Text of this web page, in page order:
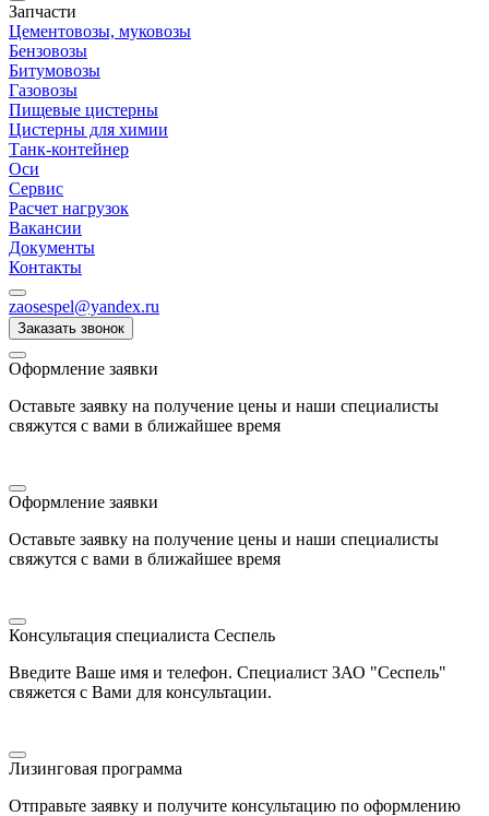
Запчасти
Цементовозы, муковозы
Бензовозы
Битумовозы
Газовозы
Пищевые цистерны
Цистерны для химии
Танк-контейнер
Оси
Сервис
Расчет нагрузок
Вакансии
Документы
Контакты
zaosespel@yandex.ru
Заказать звонок
Оформление заявки
Оставьте заявку на получение цены и наши специалисты
свяжутся с вами в ближайшее время
Оформление заявки
Оставьте заявку на получение цены и наши специалисты
свяжутся с вами в ближайшее время
Консультация специалиста Сеспель
Введите Ваше имя и телефон. Специалист ЗАО "Сеспель"
свяжется с Вами для консультации.
Лизинговая программа
Отправьте заявку и получите консультацию по оформлению